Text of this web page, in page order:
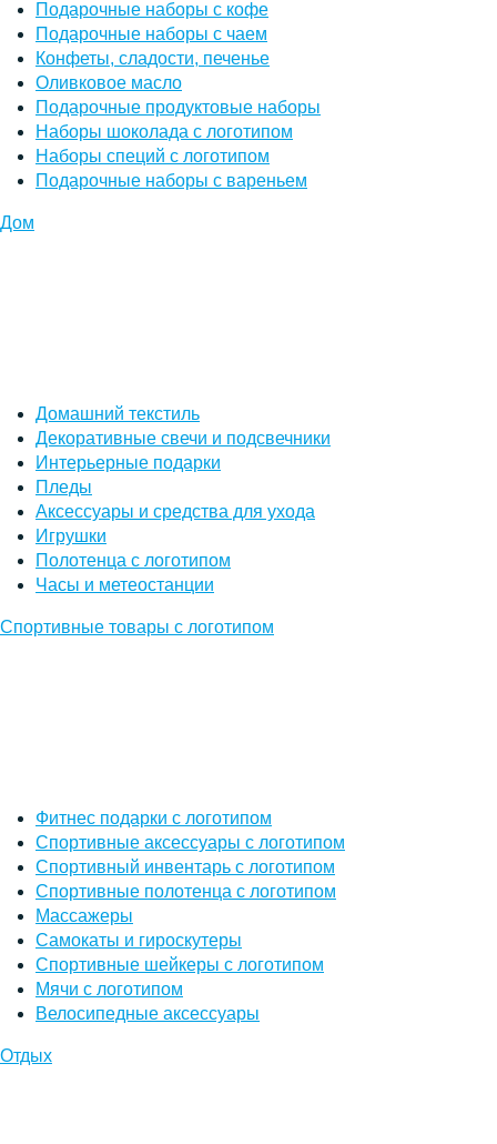
Подарочные наборы с кофе
Подарочные наборы с чаем
Конфеты, сладости, печенье
Оливковое масло
Подарочные продуктовые наборы
Наборы шоколада с логотипом
Наборы специй с логотипом
Подарочные наборы с вареньем
Дом
Домашний текстиль
Декоративные свечи и подсвечники
Интерьерные подарки
Пледы
Аксессуары и средства для ухода
Игрушки
Полотенца с логотипом
Часы и метеостанции
Спортивные товары с логотипом
Фитнес подарки с логотипом
Спортивные аксессуары с логотипом
Спортивный инвентарь с логотипом
Спортивные полотенца с логотипом
Массажеры
Самокаты и гироскутеры
Спортивные шейкеры с логотипом
Мячи с логотипом
Велосипедные аксессуары
Отдых